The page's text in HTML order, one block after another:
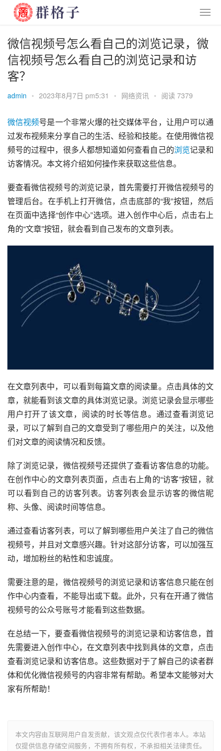
微信视频号怎么看自己的浏览记录，微
信视频号怎么看自己的浏览记录和访
客？
admin • 2023年8月7日 pm5:31 • 网络资讯 • 阅读 7379
微信视频号是一个非常火爆的社交媒体平台，让用户可以通
过发布视频来分享自己的生活、经验和技能。在使用微信视
频号的过程中，很多人都想知道如何查看自己的浏览记录和
访客情况。本文将介绍如何操作来获取这些信息。
要查看微信视频号的浏览记录，首先需要打开微信视频号的
管理后台。在手机上打开微信，点击底部的“我”按钮，然后
在页面中选择“创作中心”选项。进入创作中心后，点击右上
角的“文章”按钮，就会看到自己发布的文章列表。
在文章列表中，可以看到每篇文章的阅读量。点击具体的文
章，就能看到该文章的具体浏览记录。浏览记录会显示哪些
用户打开了该文章，阅读的时长等信息。通过查看浏览记
录，可以了解到自己的文章受到了哪些用户的关注，以及他
们对文章的阅读情况和反馈。
除了浏览记录，微信视频号还提供了查看访客信息的功能。
在创作中心的文章列表页面，点击右上角的“访客”按钮，就
可以看到自己的访客列表。访客列表会显示访客的微信昵
称、头像、阅读时间等信息。
通过查看访客列表，可以了解到哪些用户关注了自己的微信
视频号，并且对文章感兴趣。针对这部分访客，可以加强互
动，增加粉丝的粘性和忠诚度。
需要注意的是，微信视频号的浏览记录和访客信息只能在创
作中心内查看，不能导出或下载。此外，只有在开通了微信
视频号的公众号账号才能看到这些数据。
在总结一下，要查看微信视频号的浏览记录和访客信息，首
先需要进入创作中心，在文章列表中找到具体的文章，点击
查看浏览记录和访客信息。这些数据对于了解自己的读者群
体和优化微信视频号的内容非常有帮助。希望本文能够对大
家有所帮助！
本文内容由互联网用户自发贡献，该文观点仅代表作者本人。本站
仅提供信息存储空间服务，不拥有所有权，不承担相关法律责任。